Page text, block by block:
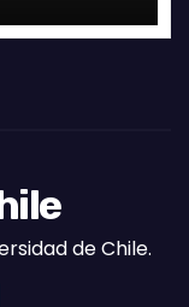
de Chile.